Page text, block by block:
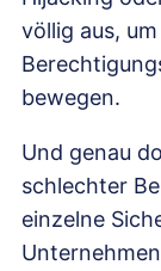
völlig aus,
bewegen.
Und genau
schlechter
einzelne